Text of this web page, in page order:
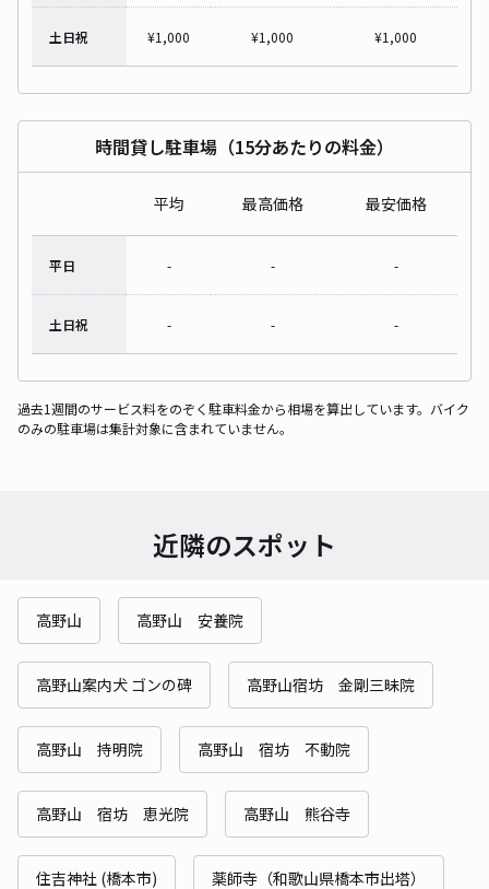
土日祝 ¥1,000 ¥1,000 ¥1,000
時間貸し駐車場（15分あたりの料金）
平均 最高価格 最安価格
平日 - - -
土日祝 - - -
過去1週間のサービス料をのぞく駐車料金から相場を算出しています。バイク
のみの駐車場は集計対象に含まれていません。
近隣のスポット
高野山 高野山 安養院
高野山案内犬 ゴンの碑 高野山宿坊 金剛三昧院
高野山 持明院 高野山 宿坊 不動院
高野山 宿坊 恵光院 高野山 熊谷寺
住吉神社 (橋本市) 薬師寺（和歌山県橋本市出塔）